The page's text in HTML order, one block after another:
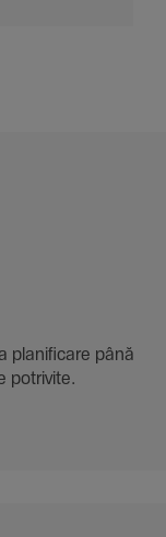
plani­fi­care până
potri­vite.